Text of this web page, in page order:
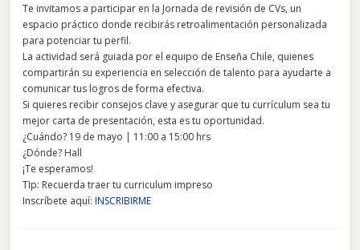
Te invitamos a participar en la Jornada de revisión de CVs, un
espacio práctico donde recibirás retroalimentación personalizada
para potenciar tu perfil.
La actividad será guiada por el equipo de Enseña Chile, quienes
compartirán su experiencia en selección de talento para ayudarte a
comunicar tus logros de forma efectiva.
Si quieres recibir consejos clave y asegurar que tu currículum sea tu
mejor carta de presentación, esta es tu oportunidad.
¿Cuándo? 19 de mayo | 11:00 a 15:00 hrs
¿Dónde? Hall
¡Te esperamos!
TIp: Recuerda traer tu curriculum impreso
Inscríbete aquí: INSCRIBIRME